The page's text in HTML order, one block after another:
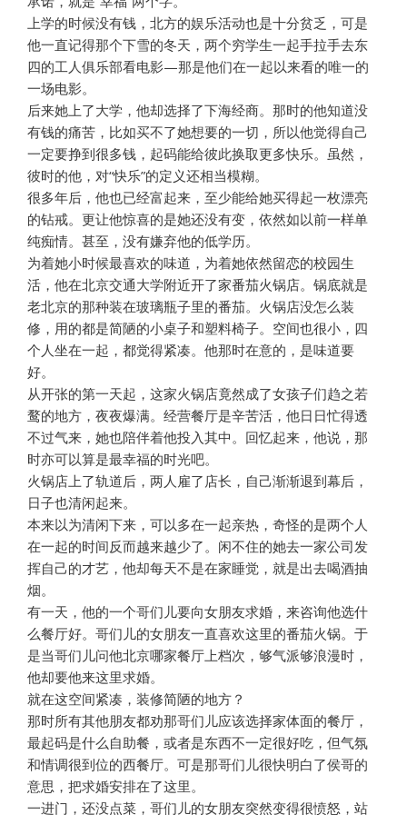
上学的时候没有钱，北方的娱乐活动也是十分贫乏，可是
他一直记得那个下雪的冬天，两个穷学生一起手拉手去东
四的工人俱乐部看电影—那是他们在一起以来看的唯一的
一场电影。
后来她上了大学，他却选择了下海经商。那时的他知道没
有钱的痛苦，比如买不了她想要的一切，所以他觉得自己
一定要挣到很多钱，起码能给彼此换取更多快乐。虽然，
彼时的他，对“快乐”的定义还相当模糊。
很多年后，他也已经富起来，至少能给她买得起一枚漂亮
的钻戒。更让他惊喜的是她还没有变，依然如以前一样单
纯痴情。甚至，没有嫌弃他的低学历。
为着她小时候最喜欢的味道，为着她依然留恋的校园生
活，他在北京交通大学附近开了家番茄火锅店。锅底就是
老北京的那种装在玻璃瓶子里的番茄。火锅店没怎么装
修，用的都是简陋的小桌子和塑料椅子。空间也很小，四
个人坐在一起，都觉得紧凑。他那时在意的，是味道要
好。
从开张的第一天起，这家火锅店竟然成了女孩子们趋之若
鹜的地方，夜夜爆满。经营餐厅是辛苦活，他日日忙得透
不过气来，她也陪伴着他投入其中。回忆起来，他说，那
时亦可以算是最幸福的时光吧。
火锅店上了轨道后，两人雇了店长，自己渐渐退到幕后，
日子也清闲起来。
本来以为清闲下来，可以多在一起亲热，奇怪的是两个人
在一起的时间反而越来越少了。闲不住的她去一家公司发
挥自己的才艺，他却每天不是在家睡觉，就是出去喝酒抽
烟。
有一天，他的一个哥们儿要向女朋友求婚，来咨询他选什
么餐厅好。哥们儿的女朋友一直喜欢这里的番茄火锅。于
是当哥们儿问他北京哪家餐厅上档次，够气派够浪漫时，
他却要他来这里求婚。
就在这空间紧凑，装修简陋的地方？
那时所有其他朋友都劝那哥们儿应该选择家体面的餐厅，
最起码是什么自助餐，或者是东西不一定很好吃，但气氛
和情调很到位的西餐厅。可是那哥们儿很快明白了侯哥的
意思，把求婚安排在了这里。
一进门，还没点菜，哥们儿的女朋友突然变得很愤怒，站